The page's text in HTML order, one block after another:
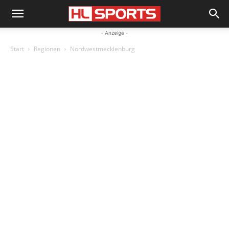
- Anzeige -
Start Regionen Nordwestmecklenburg